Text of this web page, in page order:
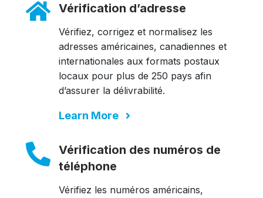
Vérification d’adresse
Vérifiez, corrigez et normalisez les
adresses américaines, canadiennes et
internationales aux formats postaux
locaux pour plus de 250 pays afin
d’assurer la délivrabilité.
Learn More
Vérification des numéros de
téléphone
Vérifiez les numéros américains,